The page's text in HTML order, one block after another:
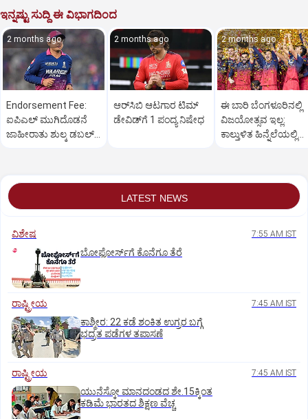
ಇನ್ನಷ್ಟು ಸುದ್ದಿ ಈ ವಿಭಾಗದಿಂದ
2 months ago
Endorsement Fee:
ಐಪಿಎಲ್‌ ಮುಗಿದೊಡನೆ
ಜಾಹೀರಾತು ಶುಲ್ಕ ಡಬಲ್‌
2 months ago
ಆರ್‌ಸಿಬಿ ಆಟಗಾರ ಟಿಮ್‌
ಡೇವಿಡ್‌ಗೆ 1 ಪಂದ್ಯ ನಿಷೇಧ
2 months ago
ಈ ಬಾರಿ ಬೆಂಗಳೂರಿನಲ್ಲಿ
ವಿಜಯೋತ್ಸವ ಇಲ್ಲ:
ಕಾಲ್ತುಳಿತ ಹಿನ್ನೆಲೆಯಲ್ಲಿ
LATEST NEWS
ವಿಶೇಷ 7:55 AM IST
ಬೋಫೋರ್ಸ್‌ಗೆ ಕೊನೆಗೂ ತೆರೆ
ರಾಷ್ಟ್ರೀಯ 7:45 AM IST
ಕಾಶ್ಮೀರ: 22 ಕಡೆ ಶಂಕಿತ ಉಗ್ರರ ಬಗ್ಗೆ
ಭದ್ರತ ಪಡೆಗಳ ತಪಾಸಣೆ
ರಾಷ್ಟ್ರೀಯ 7:45 AM IST
ಯುನೆಸ್ಕೋ ಮಾನದಂಡದ ಶೇ.15ಕ್ಕಿಂತ
ಕಡಿಮೆ ಭಾರತದ ಶಿಕ್ಷಣ ವೆಚ್ಚ